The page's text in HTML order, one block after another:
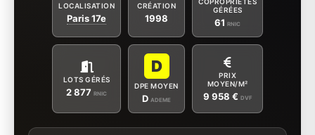
LOCALISATION
Paris 17e
CRÉATION
1998
GÉRÉES
61 RNIC
LOTS GÉRÉS
2 877 RNIC
D
DPE MOYEN
D ADEME
PRIX
MOYEN/M²
9 958 € DVF